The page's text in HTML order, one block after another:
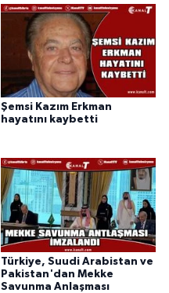
Şemsi Kazım Erkman
hayatını kaybetti
Türkiye, Suudi Arabistan ve
Pakistan'dan Mekke
Savunma Anlaşması